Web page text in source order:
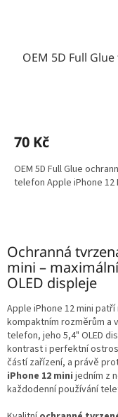
OEM 5D Full
70 Kč
OEM 5D Full Glue
telefon Apple iPhone 12
Ochranná
mini –
OLED displeje
Apple iPhone 12 mini
kompaktním rozměrům a
telefon, jeho 5,4" OLED
kontrast i perfektní
částí zařízení, a právě
iPhone 12 mini jedním z
každodenní používání